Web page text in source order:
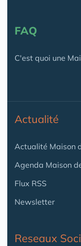
FAQ
C'est quoi une
Actualité
Actualité Maison
Agenda Maison
Flux RSS
Newsletter
Reseaux